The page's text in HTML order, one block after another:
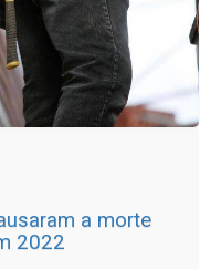
a morte
2022